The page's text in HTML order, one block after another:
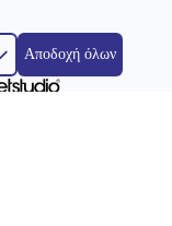
Αποδοχή όλων